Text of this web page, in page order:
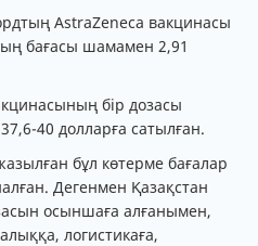
AstraZeneca вакцинасы
бағасы шамамен 2,91
бір дозасы
40 долларға сатылған.
бұл көтерме бағалар
Дегенмен Қазақстан
осыншаға алғанымен,
логистикаға,